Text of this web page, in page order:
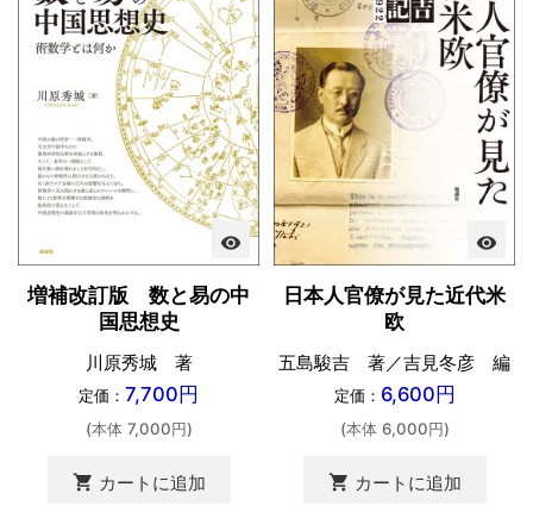
visibility
増補改訂版 数と易の中
国思想史
川原秀城 著
定価： 7,700円
(本体 7,000円)
shopping_cart カートに追加
visibility
日本人官僚が見た近代米
欧
五島駿吉 著／吉見冬彦 編
定価： 6,600円
(本体 6,000円)
shopping_cart カートに追加